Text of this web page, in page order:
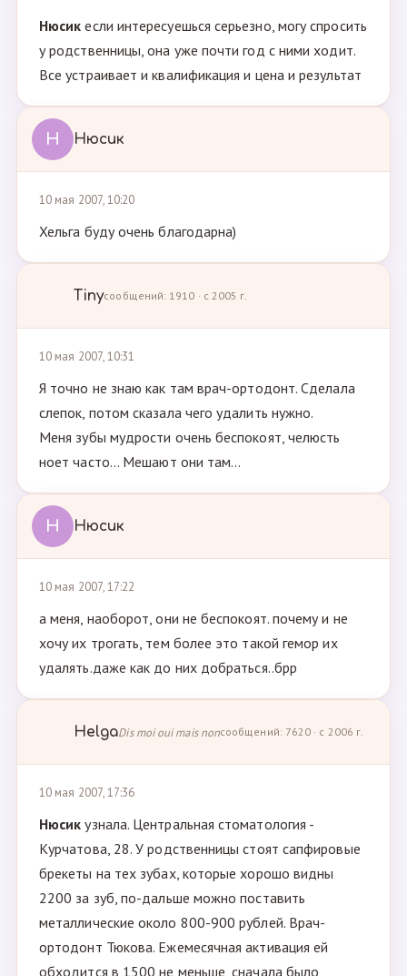
Нюсик если интересуешься серьезно, могу спросить
у родственницы, она уже почти год с ними ходит.
Все устраивает и квалификация и цена и результат
Н Нюсик
10 мая 2007, 10:20
Хельга буду очень благодарна)
Tinyсообщений: 1910 · с 2005 г.
10 мая 2007, 10:31
Я точно не знаю как там врач-ортодонт. Сделала
слепок, потом сказала чего удалить нужно.
Меня зубы мудрости очень беспокоят, челюсть
ноет часто... Мешают они там...
Н Нюсик
10 мая 2007, 17:22
а меня, наоборот, они не беспокоят. почему и не
хочу их трогать, тем более это такой гемор их
удалять.даже как до них добраться..брр
HelgaDis moi oui mais nonсообщений: 7620 · с 2006 г.
10 мая 2007, 17:36
Нюсик узнала. Центральная стоматология -
Курчатова, 28. У родственницы стоят сапфировые
брекеты на тех зубах, которые хорошо видны
2200 за зуб, по-дальше можно поставить
металлические около 800-900 рублей. Врач-
ортодонт Тюкова. Ежемесячная активация ей
обходится в 1500 не меньше, сначала было